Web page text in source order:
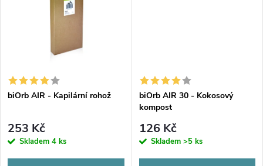
biOrb AIR - Kapilární rohož
253 Kč
Skladem 4 ks
biOrb AIR 30 - Kokosový
kompost
126 Kč
Skladem >5 ks